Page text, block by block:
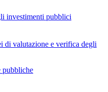
investimenti pubblici
di valutazione e verifica degli
pubbliche